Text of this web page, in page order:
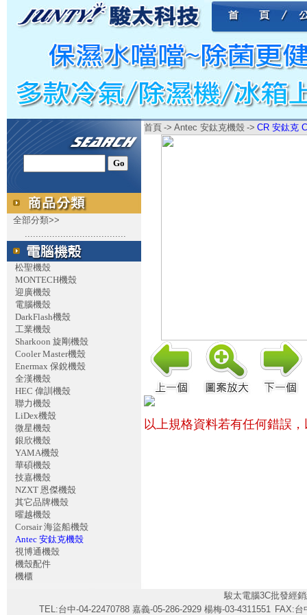
全部分類>>
.....................................
松聖機殼
MONTECH機殼
迎廣機殼
電腦機殼
DarkFlash機殼
工業機殼
Sharkoon 旋剛機殼
Cooler Master機殼
Enermax 保銳機殼
全漢機殼
HEC 偉訓機殼
聯力機殼
LiDex機殼
微星機殼
銀欣機殼
YAMA機殼
華碩機殼
技嘉機殼
NZXT 恩傑機殼
其它品牌機殼
曜越機殼
Corsair 海盜船機殼
Antec 安鈦克機殼
視博通機殼
機殼配件
機櫃
首頁 -> Antec 安鈦克機殼 -> CR 安鈦克
以上規格資料若有任何錯誤
駿太電腦3C批發經
TEL:台中-04-22470788 嘉義-05-286-2929 楊梅-03-4311551 FAX:台